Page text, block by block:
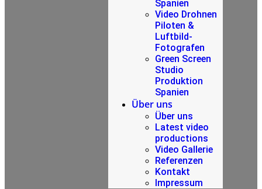
Spanien
Video Drohnen
Piloten &
Luftbild-
Fotografen
Green Screen
Studio
Produktion
Spanien
Über uns
Über uns
Latest video
productions
Video Gallerie
Referenzen
Kontakt
Impressum